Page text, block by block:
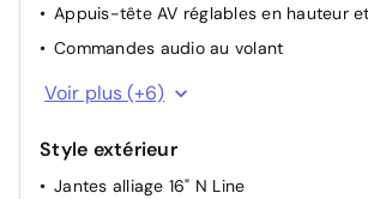
Appuis-tête AV réglables en hauteur
Commandes audio au volant
Volant et pommeau de levier de
cuir
Espace de rangement entre les sièges
Pédalier façon aluminium
Voir plus (+6)
Style extérieur
Jantes alliage 16" N Line